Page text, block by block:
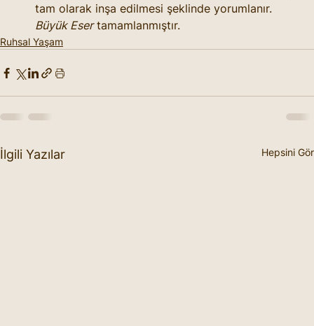
tam olarak inşa edilmesi şeklinde yorumlanır.
Büyük Eser tamamlanmıştır.
Ruhsal Yaşam
İlgili Yazılar Hepsini Gör